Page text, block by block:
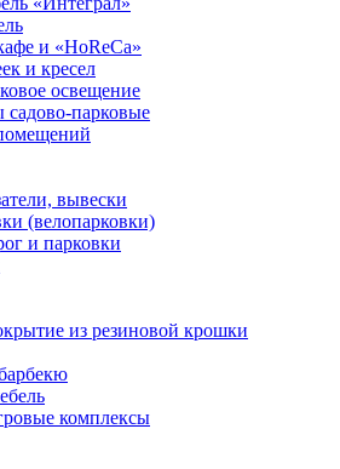
и «HoReCa»
и кресел
освещение
парковые
вывески
(велопарковки)
и парковки
из резиновой крошки
комплексы